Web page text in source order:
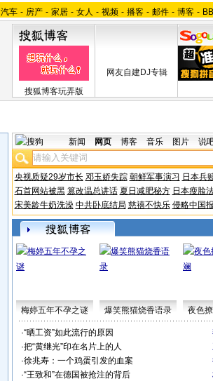
汽车 - 房产 - 家居 - 女人 - 视频 - 播客 - 邮件 - 博客 -
搜狐博客玩弄版
网友自建DJ专辑
新闻 网页 博客 音乐 图片 说
央视质疑29岁市长 邓玉娇失踪 朝鲜军事演习 日本兵
石首网站被黑 篡改温总讲话 夏日减肥秘方 日本瘦脸
宋美龄牛奶洗澡 中共卧底结局 慈禧不快乐 侵略中国
梅婷五年不孕之谜 爆笑熊猫烧香语录 夜色
·“晒工资”如此流行的原因
·把“黄继光”印在名片上的人
·徐兆寿：一个鸡蛋引发的血案
·“王致和”在德国被抢注的背后